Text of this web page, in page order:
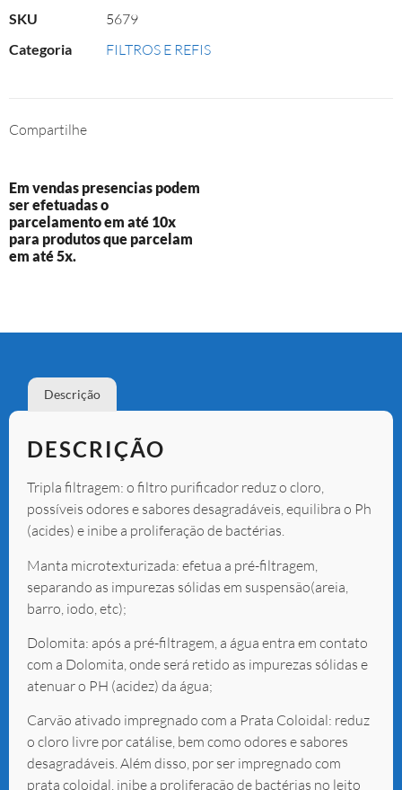
SKU 5679
Categoria FILTROS E REFIS
Compartilhe
Em vendas presencias podem
ser efetuadas o
parcelamento em até 10x
para produtos que parcelam
em até 5x.
Descrição
DESCRIÇÃO
Tripla filtragem: o filtro purificador reduz o cloro,
possíveis odores e sabores desagradáveis, equilibra o Ph
(acides) e inibe a proliferação de bactérias.
Manta microtexturizada: efetua a pré-filtragem,
separando as impurezas sólidas em suspensão(areia,
barro, iodo, etc);
Dolomita: após a pré-filtragem, a água entra em contato
com a Dolomita, onde será retido as impurezas sólidas e
atenuar o PH (acidez) da água;
Carvão ativado impregnado com a Prata Coloidal: reduz
o cloro livre por catálise, bem como odores e sabores
desagradáveis. Além disso, por ser impregnado com
prata coloidal, inibe a proliferação de bactérias no leito